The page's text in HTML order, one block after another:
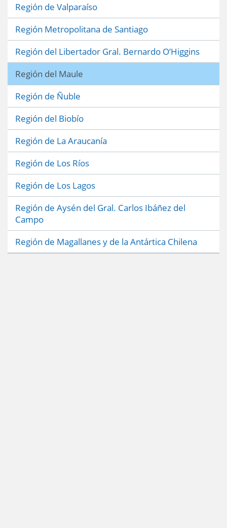
Región de Valparaíso
Región Metropolitana de Santiago
Región del Libertador Gral. Bernardo O’Higgins
Región del Maule
Región de Ñuble
Región del Biobío
Región de La Araucanía
Región de Los Ríos
Región de Los Lagos
Región de Aysén del Gral. Carlos Ibáñez del
Campo
Región de Magallanes y de la Antártica Chilena